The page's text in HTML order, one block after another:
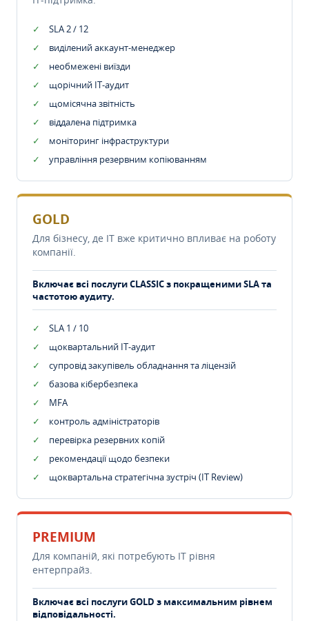
SLA 2 / 12
виділений аккаунт-менеджер
необмежені виїзди
щорічний IT-аудит
щомісячна звітність
віддалена підтримка
моніторинг інфраструктури
управління резервним копіюванням
GOLD
Для бізнесу, де IT вже критично впливає на роботу
компанії.
Включає всі послуги CLASSIC з покращеними SLA та
частотою аудиту.
SLA 1 / 10
щоквартальний IT-аудит
супровід закупівель обладнання та ліцензій
базова кібербезпека
MFA
контроль адміністраторів
перевірка резервних копій
рекомендації щодо безпеки
щоквартальна стратегічна зустріч (IT Review)
PREMIUM
Для компаній, які потребують ІТ рівня
ентерпрайз.
Включає всі послуги GOLD з максимальним рівнем
відповідальності.